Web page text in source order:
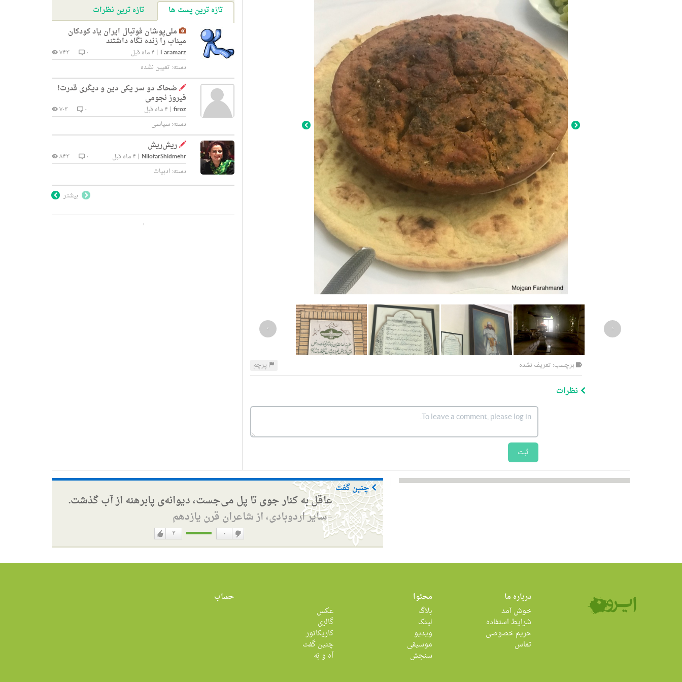
‹
›
برچسب: تعریف نشده پرچم
نظرات
ثبت
تازه ترین پست ها
تازه ترین نظرات
ملی‌پوشان فوتبال ایران یاد کودکان
میناب را زنده نگاه داشتند
Faramarz
| ۴ ماه قبل ۰
۷۴۳
دسته: تعیین نشده
ضحاک دو سر یکی دین و دیگری قدرت!
فیروز نجومی
firoz
| ۴ ماه قبل ۰
۷۰۳
دسته:سیاسی
ریش‌ریش
NilofarShidmehr
| ۴ ماه قبل ۰
۸۴۳
دسته:ادبیات
بیشتر
چنین گفت
عاقل به کنار جوی تا پل می‌جست، دیوانه‌ی پابرهنه از آب گذشت.
—سایر اردوبادی، از شاعران قرن یازدهم
دوست
۳ ۰
دوست
درباره ما
خوش آمد
شرایط استفاده
حریم خصوصی
تماس
محتوا
بلاگ
لینک
ویدیو
موسیقی
سنجش
عکس
گالری
کاریکاتور
چنین گفت
اَه و بَه
حساب